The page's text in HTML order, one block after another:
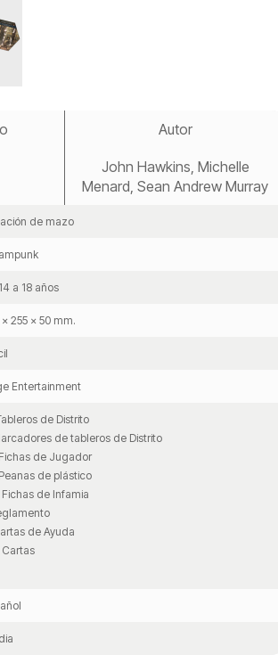
Autor
John Hawkins, Michelle
Menard, Sean Andrew Murray
de mazo
a 18 años
x 255 x 50 mm.
Entertainment
de Distrito
de tableros de Distrito
de Jugador
de plástico
Fichas de Infamia
de Ayuda
Cartas